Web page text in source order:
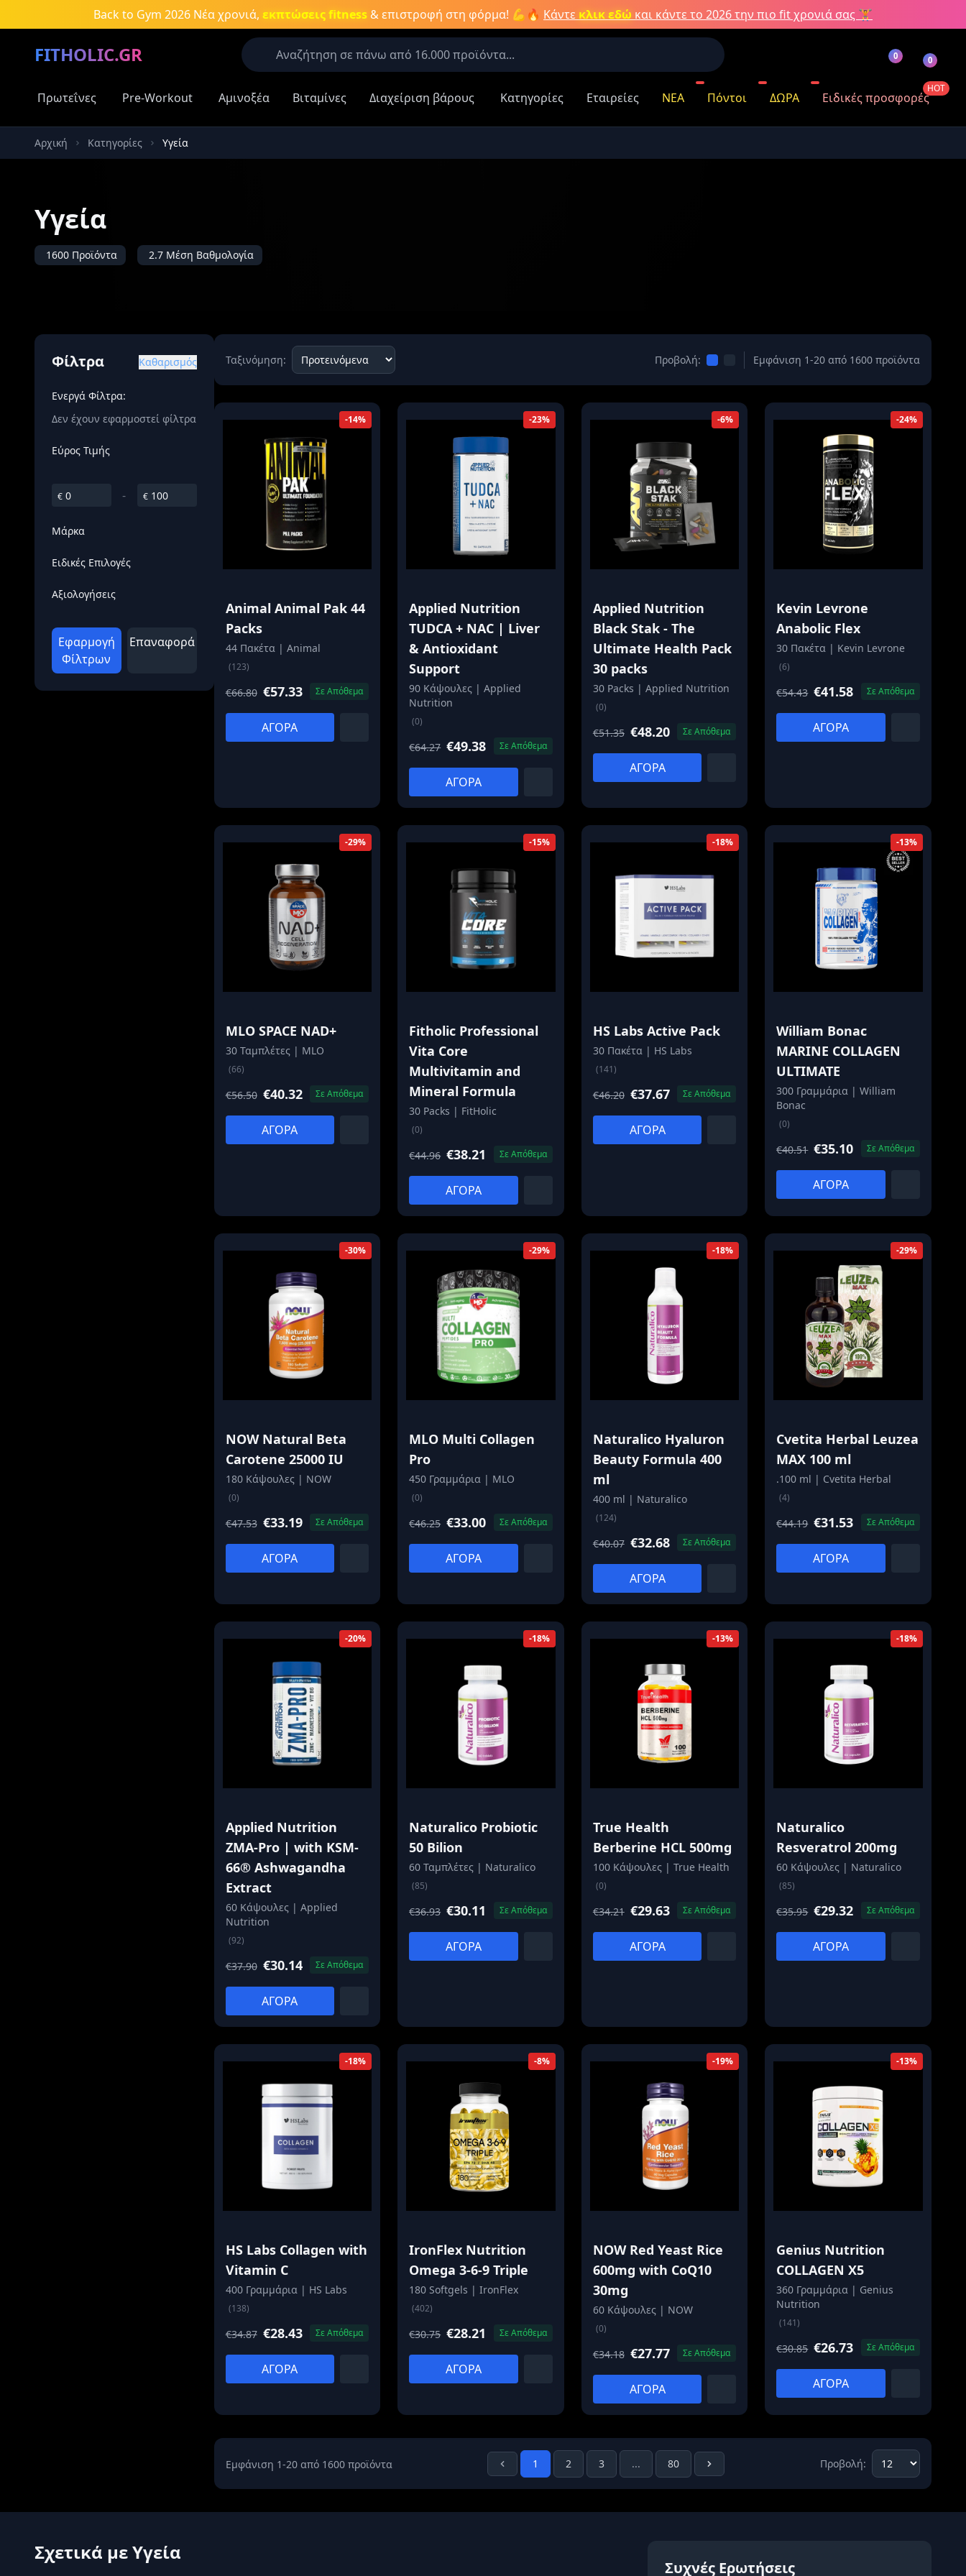
Μετάβαση στο κύριο περιεχόμενο
Back to Gym 2026 Νέα χρονιά, εκπτώσεις fitness & επιστροφή στη φόρμα! 💪🔥 Κάντε κλικ εδώ και κάντε το 2026 την πιο fit χρονιά σας 🏋️
FITHOLIC.GR
Οι περισσότερες έψαχναν για:
Όγκου
Διεγερτικά
Τεστοστερόνης
Προβολή όλων των αποτελεσμάτων
0 0
Πρωτεΐνες Pre-Workout Αμινοξέα Βιταμίνες Διαχείριση βάρους Κατηγορίες Εταιρείες ΝΕΑ Πόντοι ΔΩΡΑ Ειδικές προσφορές
HOT
Αρχική Κατηγορίες Υγεία
Υγεία
1600 Προϊόντα 2.7 Μέση Βαθμολογία
Φίλτρα Καθαρισμός
Ενεργά Φίλτρα:
Δεν έχουν εφαρμοστεί φίλτρα
Εύρος Τιμής
€ - €
Μάρκα
Ειδικές Επιλογές
Αξιολογήσεις
Εφαρμογή
Φίλτρων
Επαναφορά
Ταξινόμηση: Προβολή: Εμφάνιση 1-20 από 1600 προϊόντα
-14%
Animal Animal Pak 44
Packs
44 Πακέτα | Animal
(123)
€66.80 €57.33 Σε Απόθεμα
ΑΓΟΡΑ
-23%
Applied Nutrition
TUDCA + NAC | Liver
& Antioxidant
Support
90 Κάψουλες | Applied
Nutrition
(0)
€64.27 €49.38 Σε Απόθεμα
ΑΓΟΡΑ
-6%
Applied Nutrition
Black Stak - The
Ultimate Health Pack
30 packs
30 Packs | Applied Nutrition
(0)
€51.35 €48.20 Σε Απόθεμα
ΑΓΟΡΑ
-24%
Kevin Levrone
Anabolic Flex
30 Πακέτα | Kevin Levrone
(6)
€54.43 €41.58 Σε Απόθεμα
ΑΓΟΡΑ
-29%
MLO SPACE NAD+
30 Ταμπλέτες | MLO
(66)
€56.50 €40.32 Σε Απόθεμα
ΑΓΟΡΑ
-15%
Fitholic Professional
Vita Core
Multivitamin and
Mineral Formula
30 Packs | FitHolic
(0)
€44.96 €38.21 Σε Απόθεμα
ΑΓΟΡΑ
-18%
HS Labs Active Pack
30 Πακέτα | HS Labs
(141)
€46.20 €37.67 Σε Απόθεμα
ΑΓΟΡΑ
-13%
William Bonac
MARINE COLLAGEN
ULTIMATE
300 Γραμμάρια | William
Bonac
(0)
€40.51 €35.10 Σε Απόθεμα
ΑΓΟΡΑ
-30%
NOW Natural Beta
Carotene 25000 IU
180 Κάψουλες | NOW
(0)
€47.53 €33.19 Σε Απόθεμα
ΑΓΟΡΑ
-29%
MLO Multi Collagen
Pro
450 Γραμμάρια | MLO
(0)
€46.25 €33.00 Σε Απόθεμα
ΑΓΟΡΑ
-18%
Naturalico Hyaluron
Beauty Formula 400
ml
400 ml | Naturalico
(124)
€40.07 €32.68 Σε Απόθεμα
ΑΓΟΡΑ
-29%
Cvetita Herbal Leuzea
MAX 100 ml
.100 ml | Cvetita Herbal
(4)
€44.19 €31.53 Σε Απόθεμα
ΑΓΟΡΑ
-20%
Applied Nutrition
ZMA-Pro | with KSM-
66® Ashwagandha
Extract
60 Κάψουλες | Applied
Nutrition
(92)
€37.90 €30.14 Σε Απόθεμα
ΑΓΟΡΑ
-18%
Naturalico Probiotic
50 Bilion
60 Ταμπλέτες | Naturalico
(85)
€36.93 €30.11 Σε Απόθεμα
ΑΓΟΡΑ
-13%
True Health
Berberine HCL 500mg
100 Κάψουλες | True Health
(0)
€34.21 €29.63 Σε Απόθεμα
ΑΓΟΡΑ
-18%
Naturalico
Resveratrol 200mg
60 Κάψουλες | Naturalico
(85)
€35.95 €29.32 Σε Απόθεμα
ΑΓΟΡΑ
-18%
HS Labs Collagen with
Vitamin C
400 Γραμμάρια | HS Labs
(138)
€34.87 €28.43 Σε Απόθεμα
ΑΓΟΡΑ
-8%
IronFlex Nutrition
Omega 3-6-9 Triple
180 Softgels | IronFlex
(402)
€30.75 €28.21 Σε Απόθεμα
ΑΓΟΡΑ
-19%
NOW Red Yeast Rice
600mg with CoQ10
30mg
60 Κάψουλες | NOW
(0)
€34.18 €27.77 Σε Απόθεμα
ΑΓΟΡΑ
-13%
Genius Nutrition
COLLAGEN X5
360 Γραμμάρια | Genius
Nutrition
(141)
€30.85 €26.73 Σε Απόθεμα
ΑΓΟΡΑ
Εμφάνιση 1-20 από 1600 προϊόντα 1 2 3 ... 80 Προβολή:
Σχετικά με Υγεία
Συχνές Ερωτήσεις